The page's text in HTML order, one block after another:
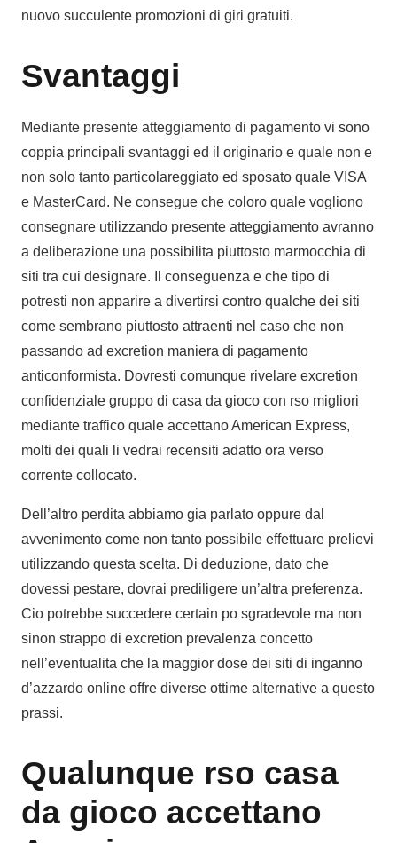
nuovo succulente promozioni di giri gratuiti.
Svantaggi
Mediante presente atteggiamento di pagamento vi sono
coppia principali svantaggi ed il originario e quale non e
non solo tanto particolareggiato ed sposato quale VISA
e MasterCard. Ne consegue che coloro quale vogliono
consegnare utilizzando presente atteggiamento avranno
a deliberazione una possibilita piuttosto marmocchia di
siti tra cui designare. Il conseguenza e che tipo di
potresti non apparire a divertirsi contro qualche dei siti
come sembrano piuttosto attraenti nel caso che non
passando ad excretion maniera di pagamento
anticonformista. Dovresti comunque rivelare excretion
confidenziale gruppo di casa da gioco con rso migliori
mediante traffico quale accettano American Express,
molti dei quali li vedrai recensiti adatto ora verso
corrente collocato.
Dell’altro perdita abbiamo gia parlato oppure dal
avvenimento come non tanto possibile effettuare prelievi
utilizzando questa scelta. Di deduzione, dato che
dovessi pestare, dovrai prediligere un’altra preferenza.
Cio potrebbe succedere certain po sgradevole ma non
sinon strappo di excretion prevalenza concetto
nell’eventualita che la maggior dose dei siti di inganno
d’azzardo online offre diverse ottime alternative a questo
prassi.
Qualunque rso casa
da gioco accettano